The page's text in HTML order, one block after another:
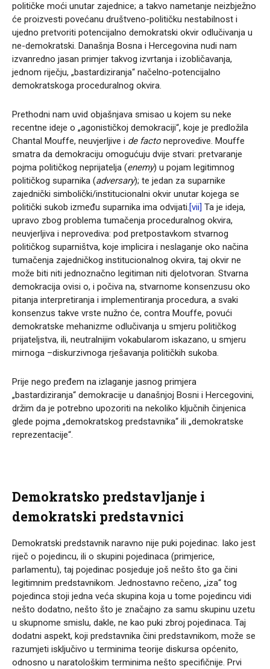
političke moći unutar zajednice; a takvo nametanje neizbježno
će proizvesti povećanu društveno-političku nestabilnost i
ujedno pretvoriti potencijalno demokratski okvir odlučivanja u
ne-demokratski. Današnja Bosna i Hercegovina nudi nam
izvanredno jasan primjer takvog izvrtanja i izobličavanja,
jednom riječju, „bastardiziranja“ načelno-potencijalno
demokratskoga proceduralnog okvira.
Prethodni nam uvid objašnjava smisao u kojem su neke
recentne ideje o „agonističkoj demokraciji“, koje je predložila
Chantal Mouffe, neuvjerljive i de facto neprovedive. Mouffe
smatra da demokraciju omogućuju dvije stvari: pretvaranje
pojma političkog neprijatelja (enemy) u pojam legitimnog
političkog suparnika (adversary); te jedan za suparnike
zajednički simbolički/institucionalni okvir unutar kojega se
politički sukob između suparnika ima odvijati.[vii] Ta je ideja,
upravo zbog problema tumačenja proceduralnog okvira,
neuvjerljiva i neprovediva: pod pretpostavkom stvarnog
političkog suparništva, koje implicira i neslaganje oko načina
tumačenja zajedničkog institucionalnog okvira, taj okvir ne
može biti niti jednoznačno legitiman niti djelotvoran. Stvarna
demokracija ovisi o, i počiva na, stvarnome konsenzusu oko
pitanja interpretiranja i implementiranja procedura, a svaki
konsenzus takve vrste nužno će, contra Mouffe, povući
demokratske mehanizme odlučivanja u smjeru političkog
prijateljstva, ili, neutralnijim vokabularom iskazano, u smjeru
mirnoga –diskurzivnoga rješavanja političkih sukoba.
Prije nego pređem na izlaganje jasnog primjera
„bastardiziranja“ demokracije u današnjoj Bosni i Hercegovini,
držim da je potrebno upozoriti na nekoliko ključnih činjenica
glede pojma „demokratskog predstavnika“ ili „demokratske
reprezentacije“.
Demokratsko predstavljanje i
demokratski predstavnici
Demokratski predstavnik naravno nije puki pojedinac. Iako jest
riječ o pojedincu, ili o skupini pojedinaca (primjerice,
parlamentu), taj pojedinac posjeduje još nešto što ga čini
legitimnim predstavnikom. Jednostavno rečeno, „iza“ tog
pojedinca stoji jedna veća skupina koja u tome pojedincu vidi
nešto dodatno, nešto što je značajno za samu skupinu uzetu
u skupnome smislu, dakle, ne kao puki zbroj pojedinaca. Taj
dodatni aspekt, koji predstavnika čini predstavnikom, može se
razumjeti isključivo u terminima teorije diskursa općenito,
odnosno u naratološkim terminima nešto specifičnije. Prvi